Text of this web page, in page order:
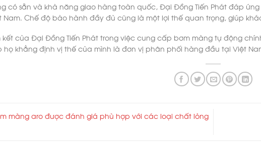
có sẵn và khả năng giao hàng toàn quốc, Đại Đồng Tiến Phát đáp
Nam. Chế độ bảo hành đầy đủ cũng là một lợi thế quan trọng, giúp
kết của Đại Đồng Tiến Phát trong việc cung cấp bơm màng tự động
họ khẳng định vị thế của mình là đơn vị phân phối hàng đầu tại Việt
màng aro được đánh giá phù hợp với các loại chất lỏng